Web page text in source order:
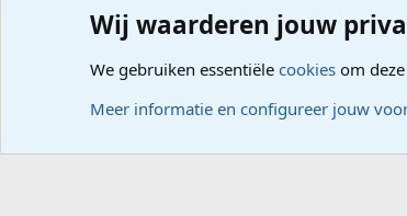
Forums Aankoop of Upgrade
Wij waarderen jouw
We gebruiken essentiële cookies om
Meer informatie en configureer jouw